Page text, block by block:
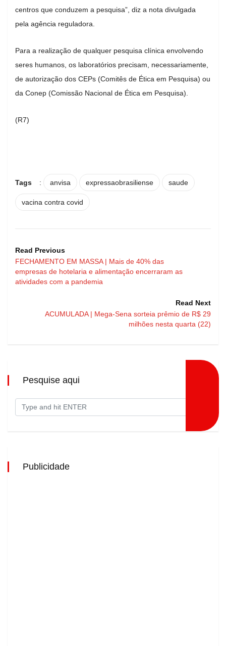
centros que conduzem a pesquisa”, diz a nota divulgada
pela agência reguladora.
Para a realização de qualquer pesquisa clínica envolvendo
seres humanos, os laboratórios precisam, necessariamente,
de autorização dos CEPs (Comitês de Ética em Pesquisa) ou
da Conep (Comissão Nacional de Ética em Pesquisa).
(R7)
Tags : anvisa expressaobrasiliense saude
vacina contra covid
Read Previous
FECHAMENTO EM MASSA | Mais de 40% das
empresas de hotelaria e alimentação encerraram as
atividades com a pandemia
Read Next
ACUMULADA | Mega-Sena sorteia prêmio de R$ 29
milhões nesta quarta (22)
Pesquise aqui
Publicidade